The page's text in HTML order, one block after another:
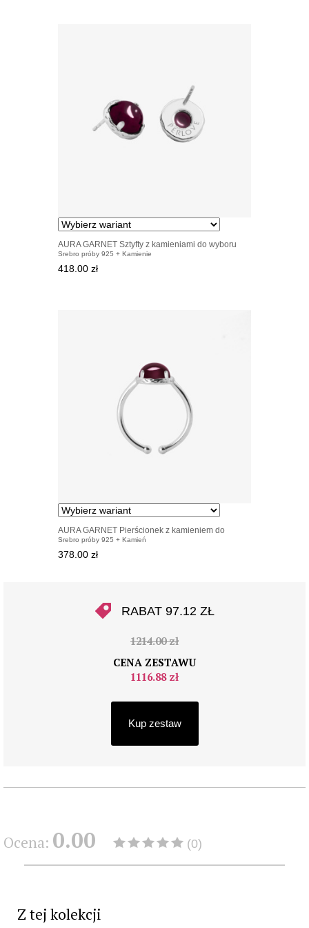
AURA GARNET Sztyfty z kamieniami do wyboru
srebrne
Srebro próby 925 + Kamienie
418.00 zł
AURA GARNET Pierścionek z kamieniem do
wyboru srebrny
Srebro próby 925 + Kamień
378.00 zł
RABAT 97.12 ZŁ
1214.00 zł
CENA ZESTAWU
1116.88 zł
Kup zestaw
Ocena: 0.00 (0)
Z tej kolekcji